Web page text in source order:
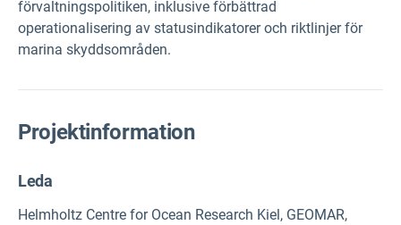
förvaltningspolitiken, inklusive förbättrad
operationalisering av statusindikatorer och riktlinjer för
marina skyddsområden.
Projektinformation
Leda
Helmholtz Centre for Ocean Research Kiel, GEOMAR,